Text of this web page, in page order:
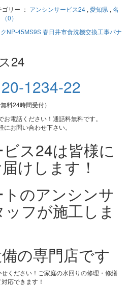
リー ： アンシンサービス24 , 愛知県 , 名
0）
NP-45MS9S春日井市食洗機交換工事パナ
24
1234-22
無料24時間受付）
電話ください！通話料無料です。
にお問い合わせ下さい。
ス24は皆様に
けします！
のアンシンサ
フが施工しま
の専門店です
ください！ご家庭の水回りの修理・修繕
応できます！